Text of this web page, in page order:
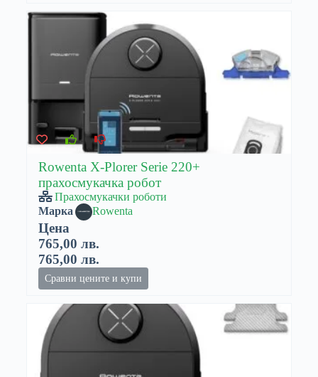
Rowenta X-Plorer Serie 220+
прахосмукачка робот
Прахосмукачки роботи
Марка
Rowenta
Цена
765,00 лв.
765,00 лв.
Сравни цените и купи